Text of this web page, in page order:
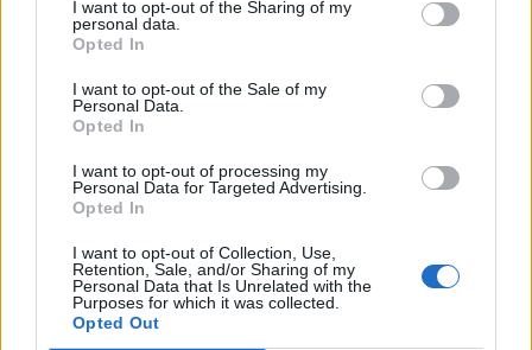
I want to opt-out of the Sharing of my
personal data.
Opted In
I want to opt-out of the Sale of my
Personal Data.
Opted In
I want to opt-out of processing my
Personal Data for Targeted Advertising.
Opted In
I want to opt-out of Collection, Use,
Retention, Sale, and/or Sharing of my
Personal Data that Is Unrelated with the
Purposes for which it was collected.
Opted Out
ΡΟΗ ΕΙΔΗΣΕΩΝ
πίνακες του διαρκούν μέχρι τα επόμενα που
τα προηγούμενα»
Αυστηρό μήνυμα Χαρδαλιά: «Καμία
στις πληγείσες από τις πυρκαγιές περιοχές της
Αττικής»
08/08/2026
Evening Report στο One Channel: Ρενάτο Λέκκα,
Γιώργος Μουρούτης, Μαρία Καρακλιούμη